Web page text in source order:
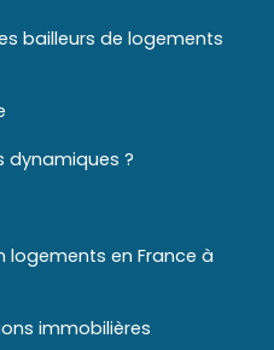
bailleurs de logements
dynamiques ?
logements en France à
immobilières